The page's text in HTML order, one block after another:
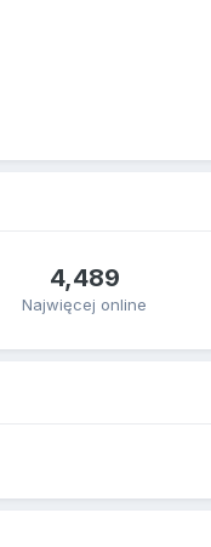
4,489
Najwięcej online